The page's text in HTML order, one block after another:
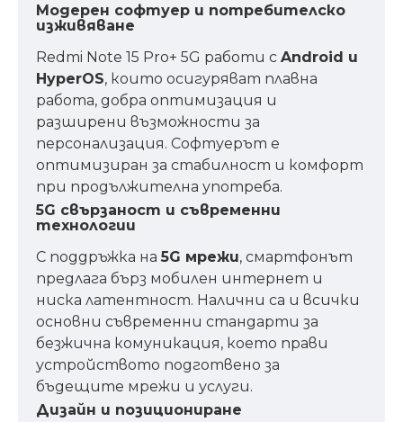
Модерен софтуер и потребителско
изживяване
Redmi Note 15 Pro+ 5G работи с Android и
HyperOS, които осигуряват плавна
работа, добра оптимизация и
разширени възможности за
персонализация. Софтуерът е
оптимизиран за стабилност и комфорт
при продължителна употреба.
5G свързаност и съвременни
технологии
С поддръжка на 5G мрежи, смартфонът
предлага бърз мобилен интернет и
ниска латентност. Налични са и всички
основни съвременни стандарти за
безжична комуникация, което прави
устройството подготвено за
бъдещите мрежи и услуги.
Дизайн и позициониране